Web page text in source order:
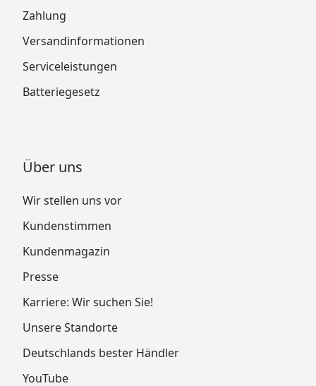
Zahlung
Versandinformationen
Serviceleistungen
Batteriegesetz
Über uns
Wir stellen uns vor
Kundenstimmen
Kundenmagazin
Presse
Karriere: Wir suchen Sie!
Unsere Standorte
Deutschlands bester Händler
YouTube